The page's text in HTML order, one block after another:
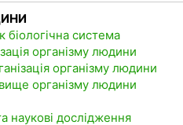
біологічна система
організму людини
організму людини
організму людини
наукові дослідження